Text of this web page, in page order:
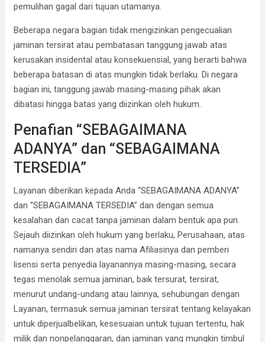
pemulihan gagal dari tujuan utamanya.
Beberapa negara bagian tidak mengizinkan pengecualian
jaminan tersirat atau pembatasan tanggung jawab atas
kerusakan insidental atau konsekuensial, yang berarti bahwa
beberapa batasan di atas mungkin tidak berlaku. Di negara
bagian ini, tanggung jawab masing-masing pihak akan
dibatasi hingga batas yang diizinkan oleh hukum.
Penafian “SEBAGAIMANA
ADANYA” dan “SEBAGAIMANA
TERSEDIA”
Layanan diberikan kepada Anda “SEBAGAIMANA ADANYA”
dan “SEBAGAIMANA TERSEDIA” dan dengan semua
kesalahan dan cacat tanpa jaminan dalam bentuk apa pun.
Sejauh diizinkan oleh hukum yang berlaku, Perusahaan, atas
namanya sendiri dan atas nama Afiliasinya dan pemberi
lisensi serta penyedia layanannya masing-masing, secara
tegas menolak semua jaminan, baik tersurat, tersirat,
menurut undang-undang atau lainnya, sehubungan dengan
Layanan, termasuk semua jaminan tersirat tentang kelayakan
untuk diperjualbelikan, kesesuaian untuk tujuan tertentu, hak
milik dan nonpelanggaran, dan jaminan yang mungkin timbul